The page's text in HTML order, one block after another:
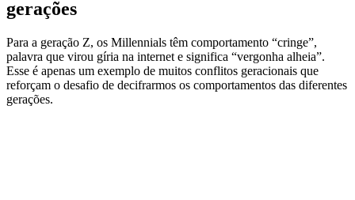
gerações
Para a geração Z, os Millennials têm comportamento “cringe”,
palavra que virou gíria na internet e significa “vergonha alheia”.
Esse é apenas um exemplo de muitos conflitos geracionais que
reforçam o desafio de decifrarmos os comportamentos das diferentes
gerações.